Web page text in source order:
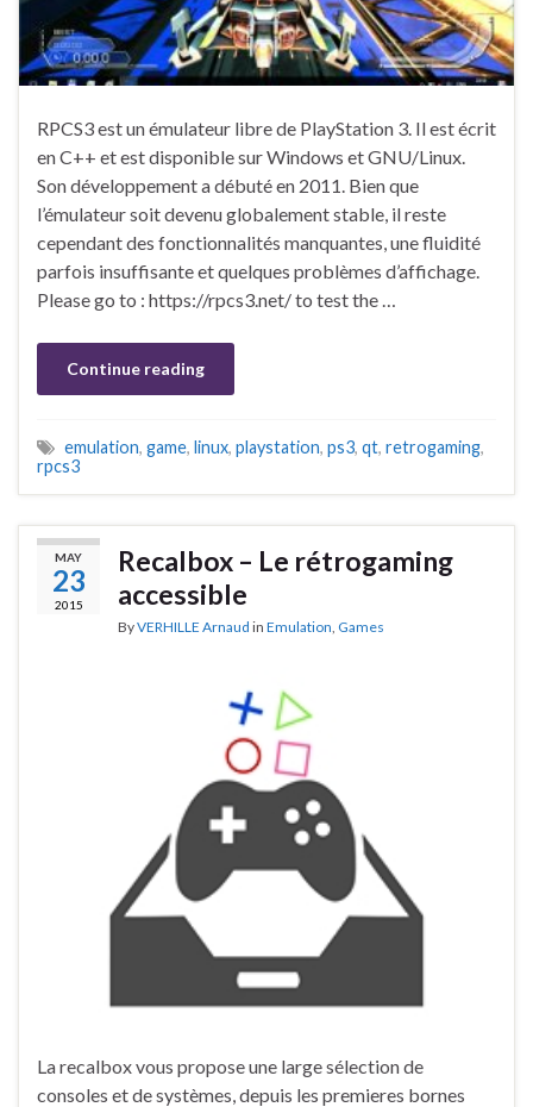
RPCS3 est un émulateur libre de PlayStation 3. Il est écrit
en C++ et est disponible sur Windows et GNU/Linux.
Son développement a débuté en 2011. Bien que
l’émulateur soit devenu globalement stable, il reste
cependant des fonctionnalités manquantes, une fluidité
parfois insuffisante et quelques problèmes d’affichage.
Please go to : https://rpcs3.net/ to test the …
Continue reading
emulation, game, linux, playstation, ps3, qt, retrogaming,
rpcs3
MAY
23
2015
Recalbox – Le rétrogaming
accessible
ByVERHILLE Arnaud in Emulation, Games
La recalbox vous propose une large sélection de
consoles et de systèmes, depuis les premieres bornes